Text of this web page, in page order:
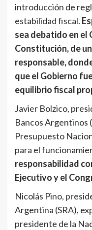
introducción de
estabilidad fiscal.
sea debatido en el
Constitución, de
responsable,
que el Gobierno
equilibrio fiscal
Javier Bolzico,
Bancos Argentinos
Presupuesto
para el
responsabilidad
Ejecutivo y el
Nicolás Pino,
Argentina (SRA),
presidente de la